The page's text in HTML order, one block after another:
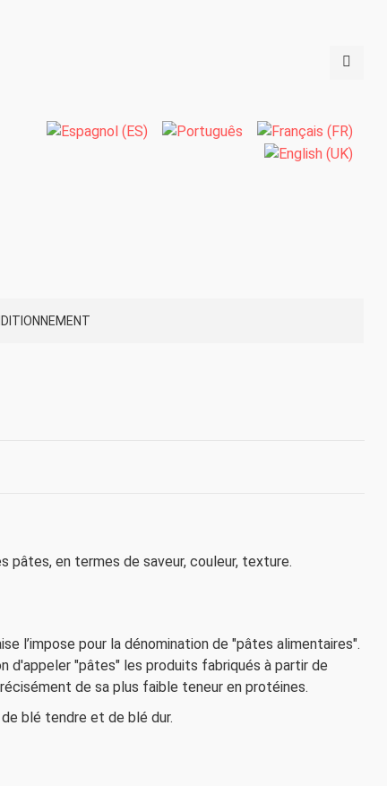
pâtes, en termes de saveur, couleur, texture.
l’impose pour la dénomination de "pâtes alimentaires".
d'appeler "pâtes" les produits fabriqués à partir de
de sa plus faible teneur en protéines.
blé tendre et de blé dur.